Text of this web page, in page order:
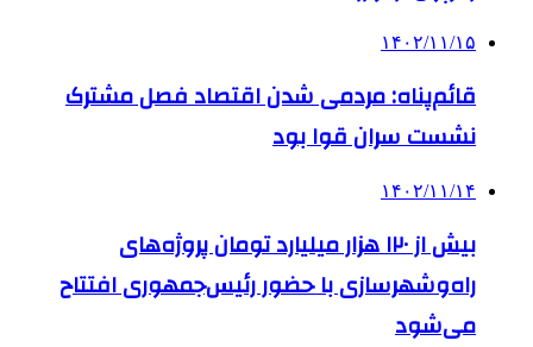
۱۴۰۲/۱۱/۱۵
قائم‌پناه: مردمی‌ شدن اقتصاد فصل مشترک
نشست سران قوا بود
۱۴۰۲/۱۱/۱۴
بیش از ۱۲۰ هزار میلیارد تومان پروژه‌های
راه‌وشهرسازی با حضور رئیس‌جمهوری افتتاح
می‌شود